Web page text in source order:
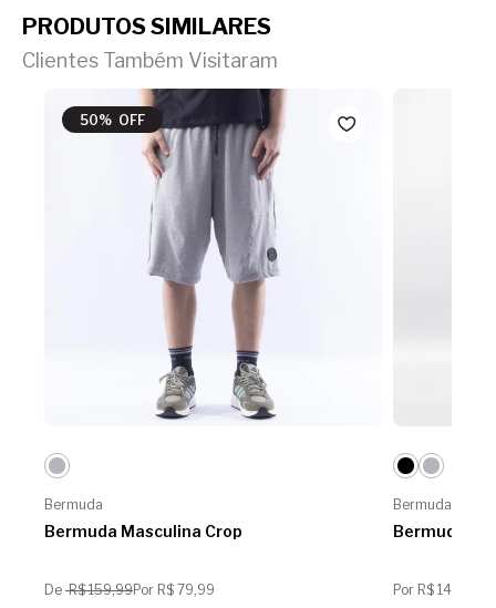
PRODUTOS SIMILARES
Clientes Também Visitaram
50% OFF
Bermuda
Bermuda Masculina Crop
De R$ 159,99Por R$ 79,99
Bermuda
Bermuda
Por R$ 149,99